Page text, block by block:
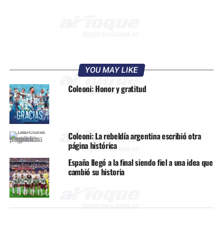
YOU MAY LIKE
Coleoni: Honor y gratitud
Coleoni: La rebeldía argentina escribió otra
página histórica
España llegó a la final siendo fiel a una idea que
cambió su historia